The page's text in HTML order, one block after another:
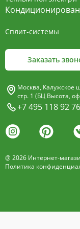
пластины,
покрытием
-
золото,
дерево –
нержавеющая
Сплит-системы
Заказать
Москва, Калужское
стр. 1 (БЦ Высота,
+7 495 118 92 76
@ 2026 Интернет-
Политика